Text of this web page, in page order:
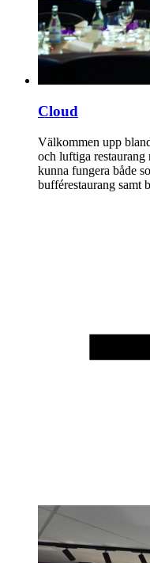
Cloud
Välkommen upp
och luftiga
kunna fungera både
bufférestaurang samt